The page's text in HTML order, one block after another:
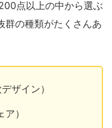
点以上の中から選ぶ
群の種類がたくさんあ
ザイン）
）